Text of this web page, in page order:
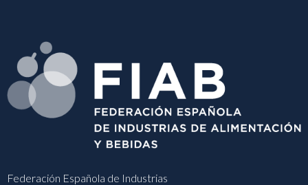
Federación Española de Industrias